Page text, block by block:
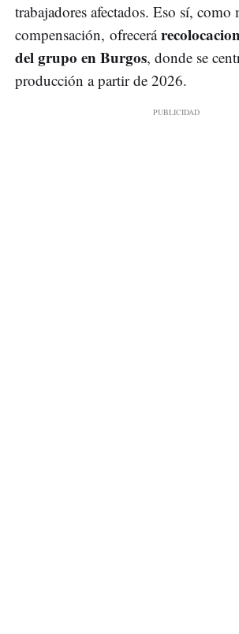
trabajadores afectados. Eso sí, como
compensación, ofrecerá
del grupo en Burgos, donde se
producción a partir de 2026.